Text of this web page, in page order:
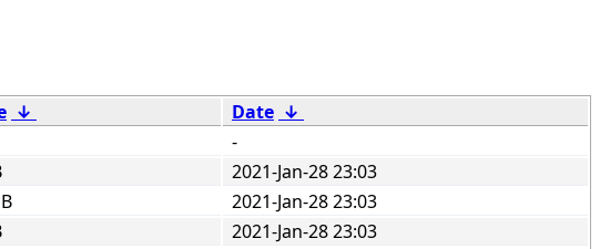
↓ Date ↓
-
2021-Jan-28 23:03
2021-Jan-28 23:03
2021-Jan-28 23:03